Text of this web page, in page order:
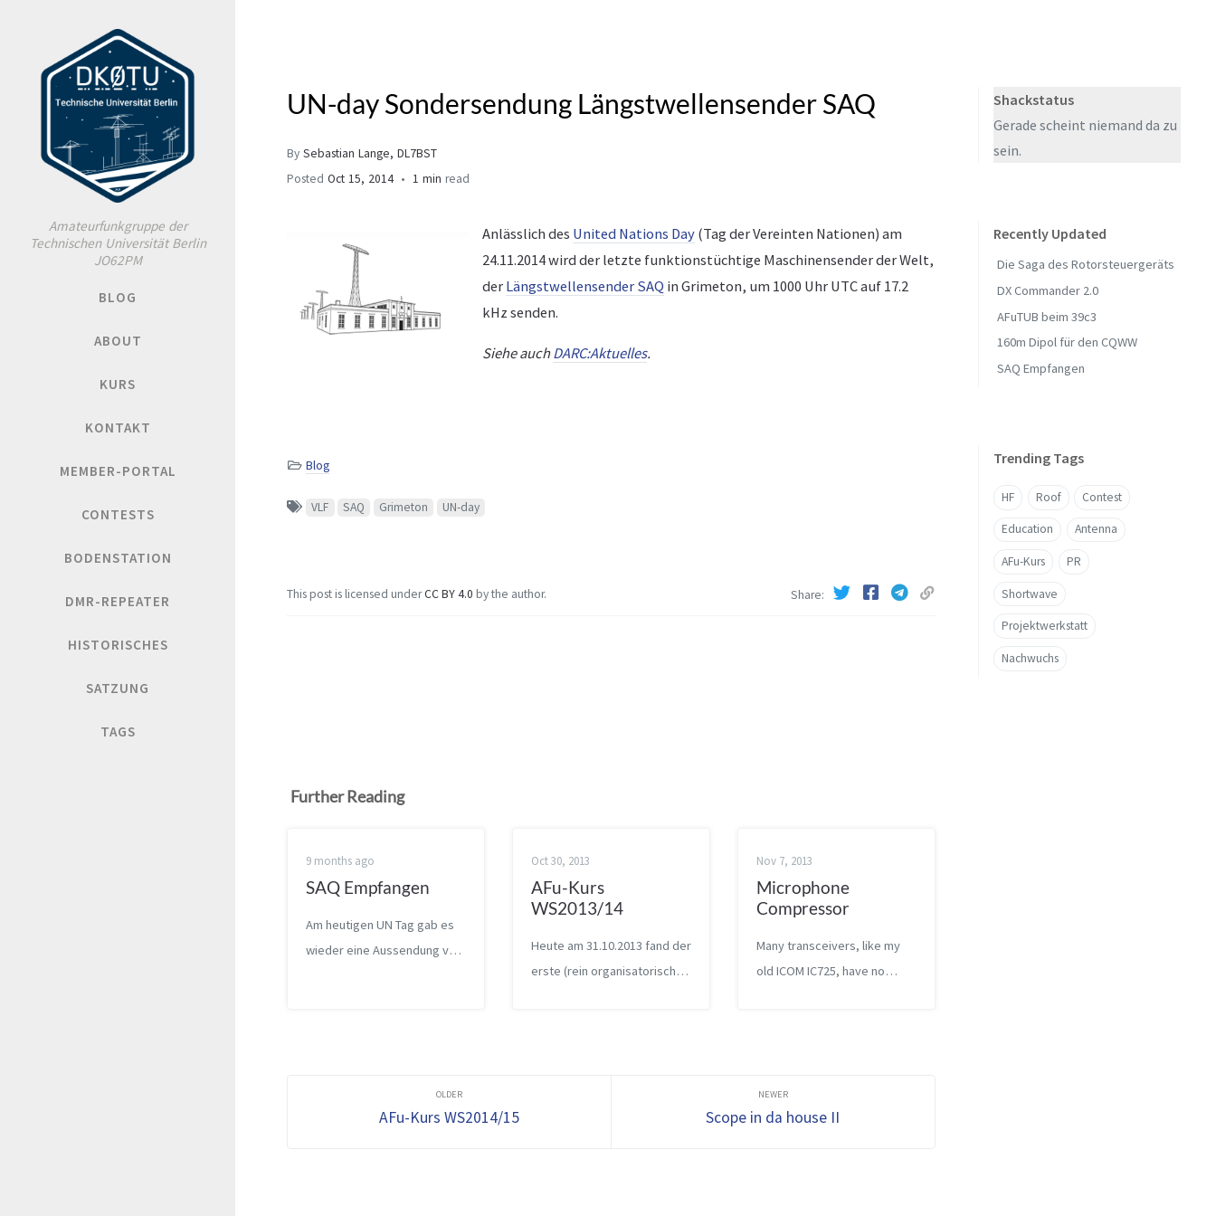
Amateurfunkgruppe der
Technischen Universität Berlin
JO62PM
BLOG
ABOUT
KURS
KONTAKT
MEMBER-PORTAL
CONTESTS
BODENSTATION
DMR-REPEATER
HISTORISCHES
SATZUNG
TAGS
UN-day Sondersendung Längstwellensender SAQ
By Sebastian Lange, DL7BST
Posted Oct 15, 2014 1 min read
Anlässlich des United Nations Day(Tag der Vereinten Nationen) am
24.11.2014 wird der letzte funktionstüchtige Maschinensender der Welt,
der Längstwellensender SAQ in Grimeton, um 1000 Uhr UTC auf 17.2
kHz senden.
Siehe auchDARC:Aktuelles.
Blog
VLF SAQ Grimeton UN-day
This post is licensed underCC BY 4.0 by the author. Share
Shackstatus
Gerade scheint niemand da zu
sein.
Recently Updated
Die Saga des Rotorsteuergeräts
DX Commander 2.0
AFuTUB beim 39c3
160m Dipol für den CQWW
SAQ Empfangen
Trending Tags
HF Roof Contest
Education Antenna
AFu-Kurs PR
Shortwave
Projektwerkstatt
Nachwuchs
Further Reading
9 months ago
SAQ Empfangen
Am heutigen UN Tag gab es
wieder eine Aussendung von
Oct 30, 2013
AFu-Kurs
WS2013/14
Heute am 31.10.2013 fand der
erste (rein organisatorische)
Nov 7, 2013
Microphone
Compressor
Many transceivers, like my
old ICOM IC725, have no
used. I found with normal
speech on average only
AFu-Kurs WS2014/15 Scope in da house II